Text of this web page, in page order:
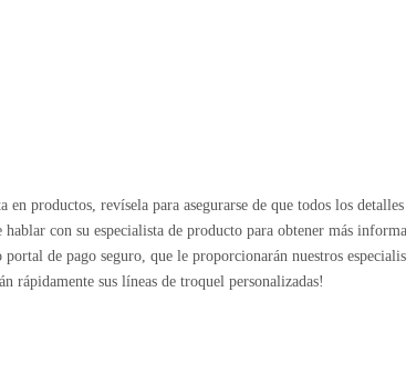
productos, revísela para asegurarse de que todos los
con su especialista de producto para obtener más
de pago seguro, que le proporcionarán nuestros
rápidamente sus líneas de troquel personalizadas!